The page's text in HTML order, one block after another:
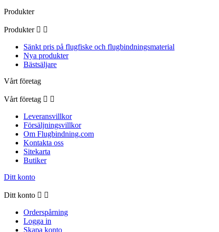
Produkter
Produkter  
Sänkt pris på flugfiske och flugbindningsmaterial
Nya produkter
Bästsäljare
Vårt företag
Vårt företag  
Leveransvillkor
Försäljningsvillkor
Om Flugbindning.com
Kontakta oss
Sitekarta
Butiker
Ditt konto
Ditt konto  
Orderspårning
Logga in
Skapa konto